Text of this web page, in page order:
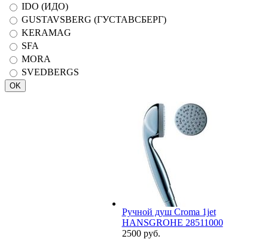
IDO (ИДО)
GUSTAVSBERG (ГУСТАВСБЕРГ)
KERAMAG
SFA
MORA
SVEDBERGS
Ручной душ Croma 1jet
HANSGROHE 28511000
2500 руб.